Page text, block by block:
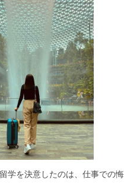
学を決意したのは、仕事での